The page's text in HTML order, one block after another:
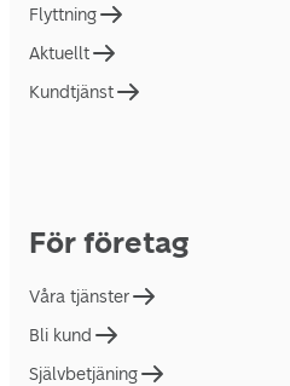
Flyttning
Aktuellt
Kundtjänst
För företag
Våra tjänster
Bli kund
Självbetjäning